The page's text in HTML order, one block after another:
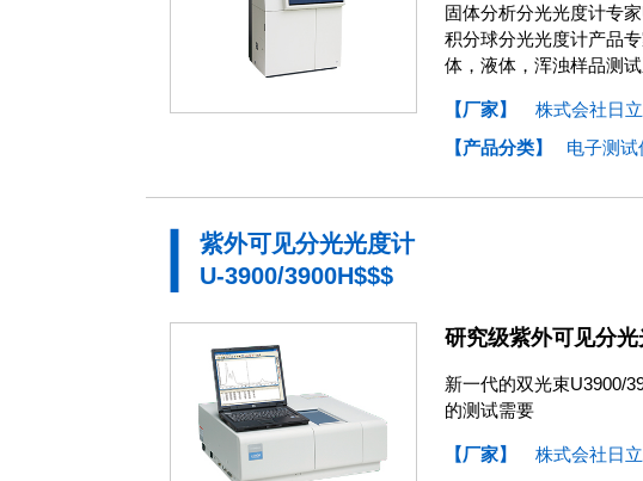
固体分析分光光度计专
积分球分光光度计产品
体，液体，浑浊样品测试
【厂家】
株式会社日
【产品分类】
电子测试
紫外可见分光光度计
U-3900/3900H$$$
研究级紫外可见分
新一代的双光束U3900/
的测试需要
【厂家】
株式会社日